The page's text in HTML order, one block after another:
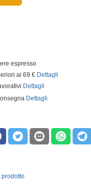
espresso
ai 69 € Dettagli
Dettagli
Dettagli
prodotto